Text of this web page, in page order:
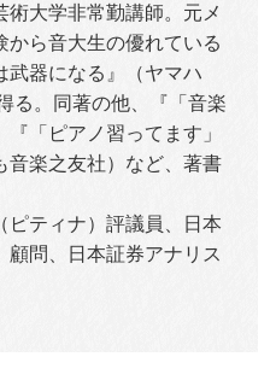
大学非常勤講師。元メ
から音大生の優れている
武器になる』（ヤマハ
る。同著の他、『「音楽
「ピアノ習ってます」
音楽之友社）など、著書
ピティナ）評議員、日本
顧問、日本証券アナリス